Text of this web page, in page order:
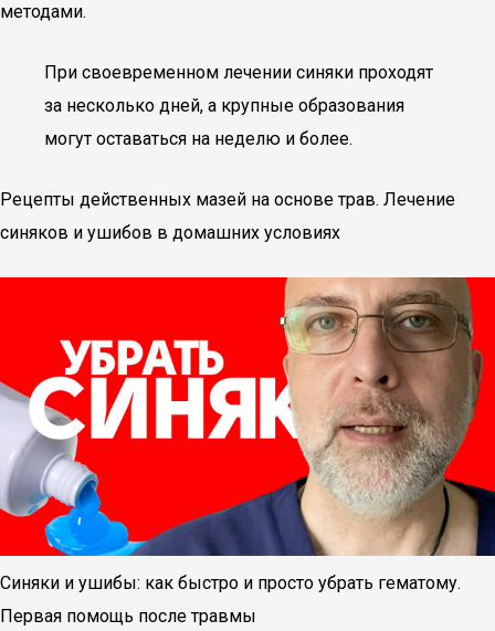
методами.
При своевременном лечении синяки проходят
за несколько дней, а крупные образования
могут оставаться на неделю и более.
Рецепты действенных мазей на основе трав. Лечение
синяков и ушибов в домашних условиях
Синяки и ушибы: как быстро и просто убрать гематому.
Первая помощь после травмы